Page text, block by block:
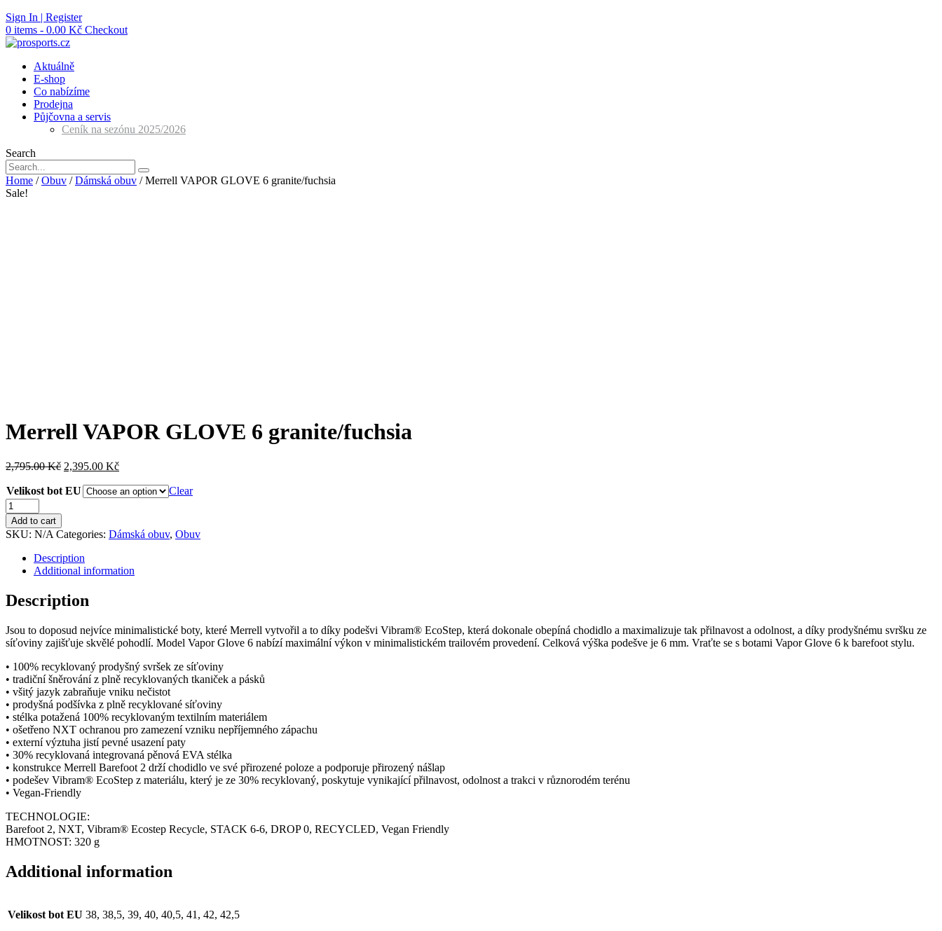
Skip
to
content
Sign In | Register
0 items - 0.00 Kč Checkout
Aktuálně
E-shop
Co nabízíme
Prodejna
Půjčovna a servis
Ceník na sezónu 2025/2026
Search
Home /Obuv /Dámská obuv / Merrell VAPOR GLOVE 6 granite/fuchsia
Sale!
Merrell VAPOR GLOVE 6 granite/fuchsia
2,795.00Kč 2,395.00 Kč
Velikost bot EU
Clear
Merrell
VAPOR
GLOVE
6
granite/fuchsia
quantity
Add to cart
SKU: N/A Categories: Dámská obuv, Obuv
Description
Additional information
Description
Jsou to doposud nejvíce minimalistické boty, které Merrell vytvořil a to díky podešvi Vibram® EcoStep, která dokonale obepíná chodidlo a maximalizuje tak přilnavost a odolnost, a díky prodyšnému svršku ze
síťoviny zajišťuje skvělé pohodlí. Model Vapor Glove 6 nabízí maximální výkon v minimalistickém trailovém provedení. Celková výška podešve je 6 mm. Vraťte se s botami Vapor Glove 6 k barefoot stylu.
• 100% recyklovaný prodyšný svršek ze síťoviny
• tradiční šněrování z plně recyklovaných tkaniček a pásků
• všitý jazyk zabraňuje vniku nečistot
• prodyšná podšívka z plně recyklované síťoviny
• stélka potažená 100% recyklovaným textilním materiálem
• ošetřeno NXT ochranou pro zamezení vzniku nepříjemného zápachu
• externí výztuha jistí pevné usazení paty
• 30% recyklovaná integrovaná pěnová EVA stélka
• konstrukce Merrell Barefoot 2 drží chodidlo ve své přirozené poloze a podporuje přirozený nášlap
• podešev Vibram® EcoStep z materiálu, který je ze 30% recyklovaný, poskytuje vynikající přilnavost, odolnost a trakci v různorodém terénu
• Vegan-Friendly
TECHNOLOGIE:
Barefoot 2, NXT, Vibram® Ecostep Recycle, STACK 6-6, DROP 0, RECYCLED, Vegan Friendly
HMOTNOST: 320 g
Additional information
Velikost bot EU 38, 38,5, 39, 40, 40,5, 41, 42, 42,5